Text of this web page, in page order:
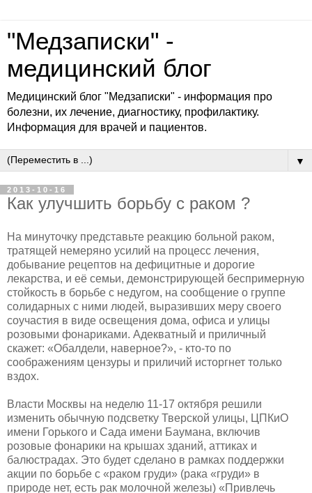
"Медзаписки" -
медицинский блог
Медицинский блог "Медзаписки" - информация про
болезни, их лечение, диагностику, профилактику.
Информация для врачей и пациентов.
▼
2013-10-16
Как улучшить борьбу с раком ?
На минуточку представьте реакцию больной раком,
тратящей немеряно усилий на процесс лечения,
добывание рецептов на дефицитные и дорогие
лекарства, и её семьи, демонстрирующей беспримерную
стойкость в борьбе с недугом, на сообщение о группе
солидарных с ними людей, выразивших меру своего
соучастия в виде освещения дома, офиса и улицы
розовыми фонариками. Адекватный и приличный
скажет: «Обалдели, наверное?», - кто-то по
соображениям цензуры и приличий исторгнет только
вздох.
Власти Москвы на неделю 11-17 октября решили
изменить обычную подсветку Тверской улицы, ЦПКиО
имени Горького и Сада имени Баумана, включив
розовые фонарики на крышах зданий, аттиках и
балюстрадах. Это будет сделано в рамках поддержки
акции по борьбе с «раком груди» (рака «груди» в
природе нет, есть рак молочной железы) «Привлечь